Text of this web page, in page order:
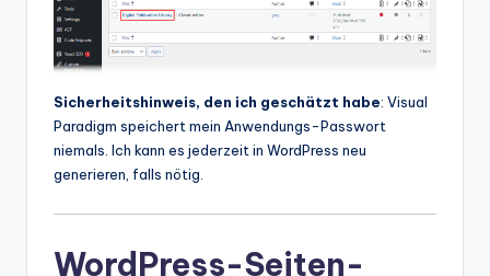
Sicherheitshinweis, den ich geschätzt habe: Visual
Paradigm speichert mein Anwendungs-Passwort
niemals. Ich kann es jederzeit in WordPress neu
generieren, falls nötig.
WordPress-Seiten-